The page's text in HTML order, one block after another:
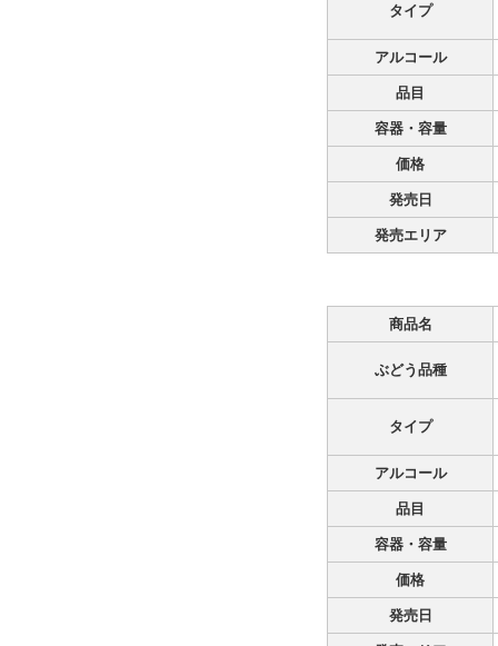
タイプ
アルコール
品目
容器・容量
価格
発売日
発売エリア
商品名
ぶどう品種
タイプ
アルコール
品目
容器・容量
価格
発売日